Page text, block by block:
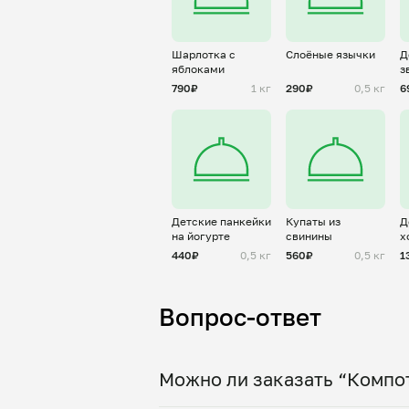
Шарлотка с
яблоками
790₽
1 кг
Слоёные язычки
290₽ 0,5 кг
Детские панкейки
на йогурте
440₽
0,5 кг
Купаты из
свинины
560₽
0,5 кг
Вопрос-ответ
Можно ли заказать